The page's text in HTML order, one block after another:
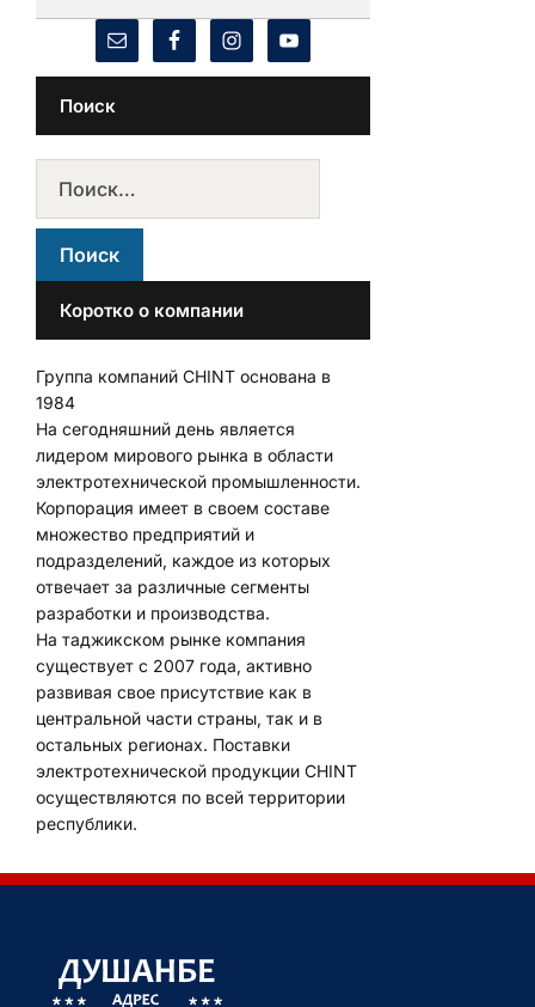
Поиск
Коротко о компании
Группа компаний CHINT основана в
1984
На сегодняшний день является
лидером мирового рынка в области
электротехнической промышленности.
Корпорация имеет в своем составе
множество предприятий и
подразделений, каждое из которых
отвечает за различные сегменты
разработки и производства.
На таджикском рынке компания
существует с 2007 года, активно
развивая свое присутствие как в
центральной части страны, так и в
остальных регионах. Поставки
электротехнической продукции CHINT
осуществляются по всей территории
республики.